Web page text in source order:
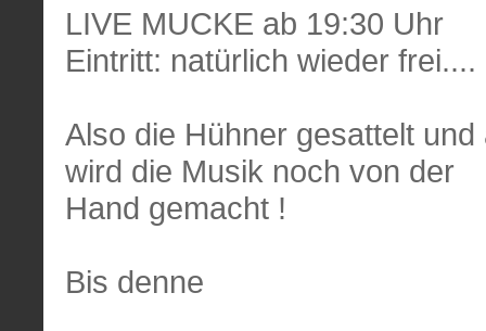
LIVE MUCKE ab 19:30 Uhr
Eintritt: natürlich wieder frei....
Also die Hühner gesattelt
wird die Musik noch von der
Hand gemacht !
Bis denne